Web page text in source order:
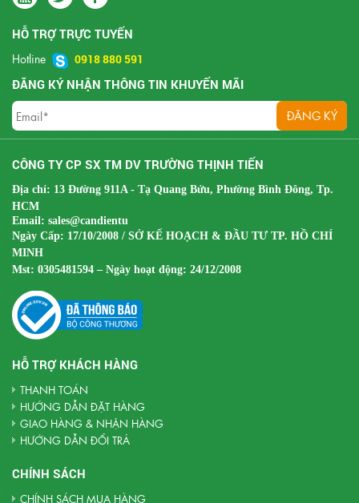
Hiển thị quá tải
Nhiệt độ và độ ẩm nhiều
5 ~ 35 ℃ 85% RH (không
Nguồn điện
3 dạng adapter AC (adapter),
pin (pin AA)
Đầu ra
RS-232C (Dsub9Pin), đầu ra
USB (TYPE B), Bluetooth®
đặc tính
Phát triển mới xử lý tín hiệu của cảm biến điều chỉnh
Tuning Fork ra tốc độ nhanh
Tính ổn định thời gian cần thiết nhanh hơn các dòng cân
thông thường chỉ còn 1.6 giây so sánh với các dòng cân
trước đây
Thiết kế nhỏ gọn
HỖ TRỢ TRỰC TUYẾN
Hotline
0918 880 591
ĐĂNG KÝ NHẬN THÔNG TIN KHUYẾN MÃI
CÔNG TY CP SX TM DV TRƯỜNG THỊNH TIẾN
Địa chỉ: 13 Đường 911A - Tạ Quang Bửu, Phường Bình Đông, Tp.
HCM
Email: sales@candientu
Ngày Cấp: 17/10/2008 / SỞ KẾ HOẠCH & ĐẦU TƯ TP. HỒ CHÍ
MINH
Mst: 0305481594 – Ngày hoạt động: 24/12/2008
HỖ TRỢ KHÁCH HÀNG
THANH TOÁN
HƯỚNG DẪN ĐẶT HÀNG
GIAO HÀNG & NHẬN HÀNG
HƯỚNG DẪN ĐỔI TRẢ
CHÍNH SÁCH
CHÍNH SÁCH MUA HÀNG